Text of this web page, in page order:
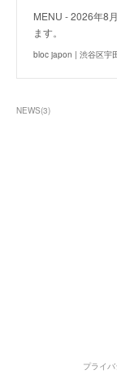
MENU - 2026年8
ます。
bloc japon | 渋谷区宇
NEWS(3)
プライ